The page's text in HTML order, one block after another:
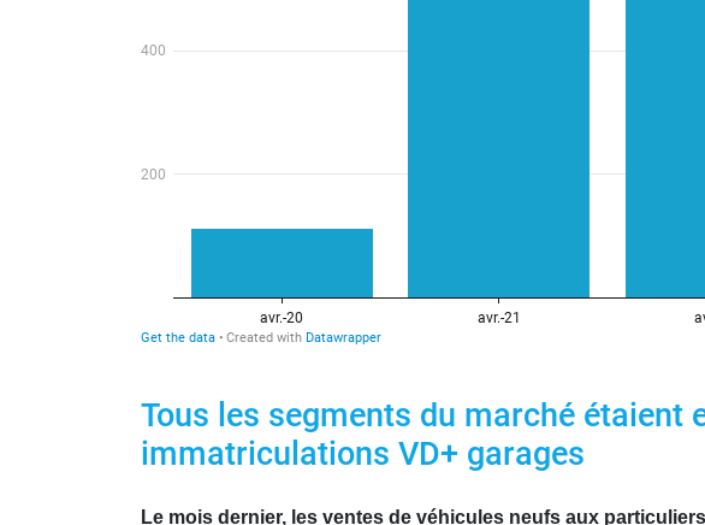
Tous les segments du marché
immatriculations VD+ garages
Le mois dernier, les ventes de véhicules neufs aux